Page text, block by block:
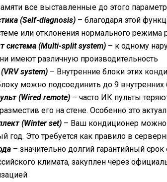
все выставленные до этого
(Self-diagnosis) – благодаря этой
или отклонения нормального режима
система (Multi-split system) – к одному
имеют различную производительность
VRVsystem) – Внутренние блоки этих
можно подсоединить до 9 внутренних
(Wired remote) – часто ИК пульты
его на стене. Особенно это
(Winter set) – Ваш кондиционер можно
год. Это требуется как правило в
– значительно долгий гарантийный
климата, закуплен через